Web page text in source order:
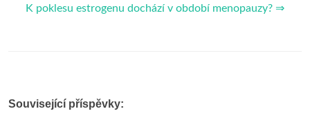
K poklesu estrogenu dochází v období menopauzy? ⇒
Související příspěvky: